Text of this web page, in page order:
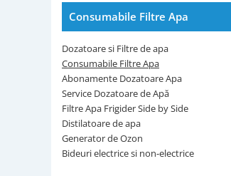
Dozatoare
Filtre Apa
Frigider
Distilatoare
Generator
de Ozon
MegaHome
OzonFix
Consumabile Filtre Apa
Dozatoare si Filtre de apa
Consumabile Filtre Apa
Abonamente Dozatoare Apa
Service Dozatoare de Apă
Filtre Apa Frigider Side by Side
Distilatoare de apa
Generator de Ozon
Bideuri electrice si non-electrice